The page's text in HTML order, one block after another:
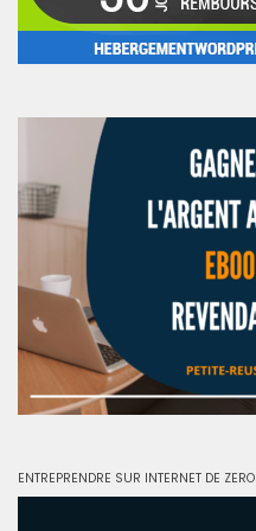
ENTREPRENDRE SUR INTERNET DE ZERO